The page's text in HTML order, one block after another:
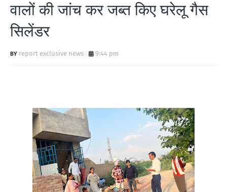
वालों की जांच कर जब्त किए घरेलू गैस
सिलेंडर
report exclusive news 9:44 pm